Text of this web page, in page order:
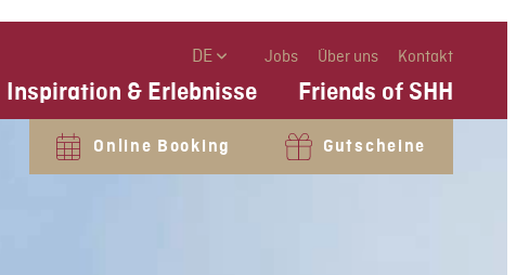
DE Jobs Über uns Kontakt
Inspiration & Erlebnisse Friends of SHH
Online Booking Gutscheine